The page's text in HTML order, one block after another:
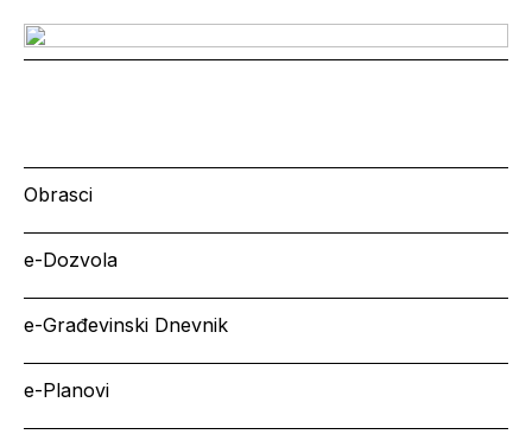
Obrasci
e-Dozvola
e-Građevinski Dnevnik
e-Planovi